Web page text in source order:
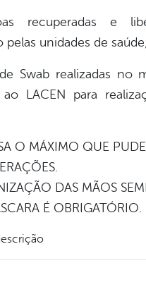
recuperadas e
unidades de
Swab realizadas no
ao LACEN para
O MÁXIMO QUE
DAS MÃOS
É OBRIGATÓRIO.